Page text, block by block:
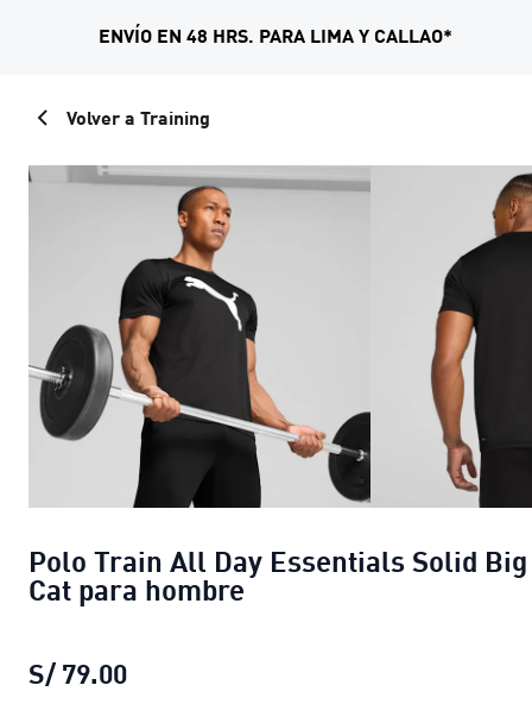
ENVÍO EN 48 HRS. PARA LIMA Y CALLAO*
Volver a Training
Polo Train All Day Essentials Solid Big
Cat para hombre
S/ 79.00